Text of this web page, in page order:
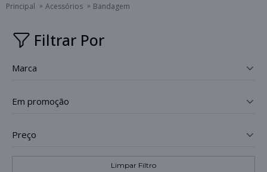
Principal Acessórios Bandagem
Filtrar Por
marca
em promoção
preço
Limpar Filtro